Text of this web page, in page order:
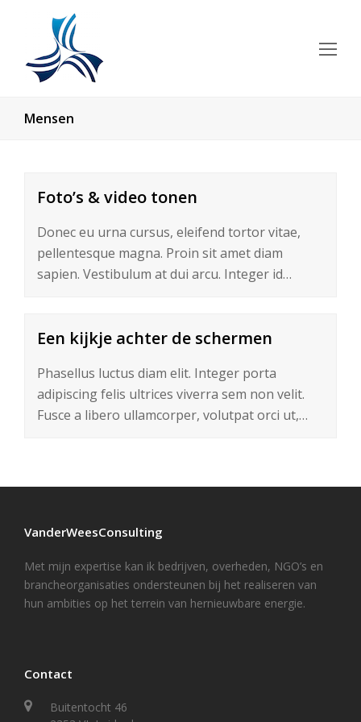
Mensen
Foto’s & video tonen
Donec eu urna cursus, eleifend tortor vitae,
pellentesque magna. Proin sit amet diam
sapien. Vestibulum at dui arcu. Integer id…
Een kijkje achter de schermen
Phasellus luctus diam elit. Integer porta
adipiscing felis ultrices viverra sem non velit.
Fusce a libero ullamcorper, volutpat orci ut,…
VanderWeesConsulting
Met mijn expertise kan ik bedrijven, overheden, NGO’s en
brancheorganisaties ondersteunen bij het realiseren van
hun ambities op het terrein van hernieuwbare energie.
Contact
Buitentocht 46